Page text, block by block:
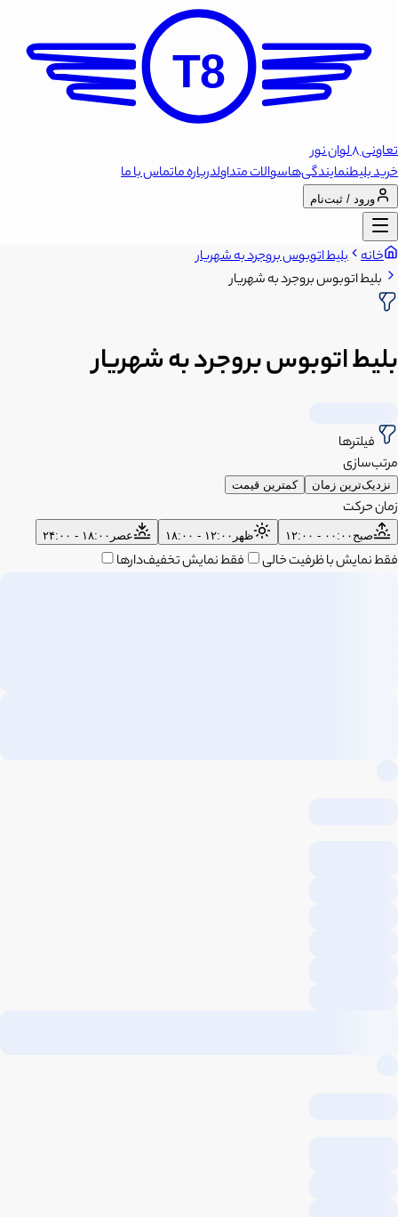
T8
تعاونی 8 لوان نور
خرید بلیطنمایندگی‌هاسوالات متداولدرباره ماتماس با ما
ورود / ثبت‌نام
خانه بلیط اتوبوس بروجرد به شهریار
بلیط اتوبوس بروجرد به شهریار
بلیط اتوبوس بروجرد به شهریار
فیلترها
مرتب‌سازی
نزدیک‌ترین زمان کمترین قیمت
زمان حرکت
صبح ۰۰:۰۰ - ۱۲:۰۰ ظهر ۱۲:۰۰ - ۱۸:۰۰ عصر ۱۸:۰۰ - ۲۴:۰۰
فقط نمایش با ظرفیت خالی فقط نمایش تخفیف‌دارها